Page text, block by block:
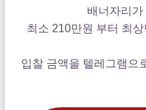
배너자리
최소 210만원 부터 최
입찰 금액을 텔레그램으